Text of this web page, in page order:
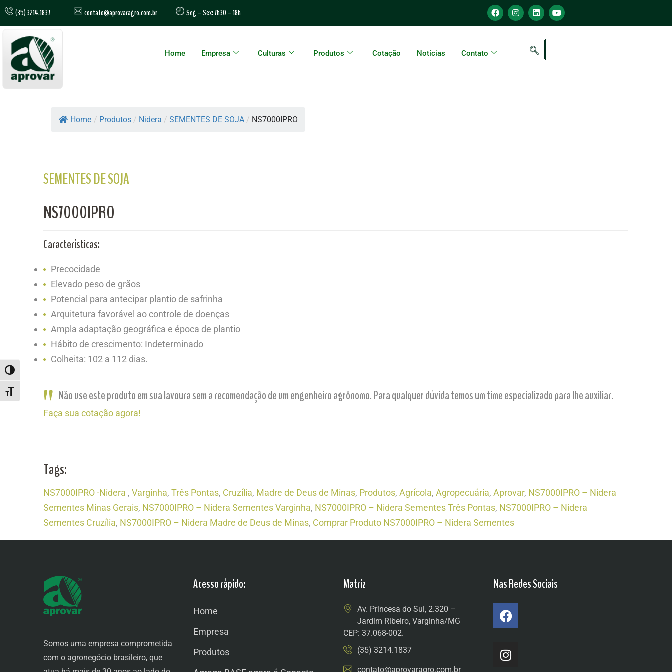
ALTERNAR ALTO CONTRASTE
ALTERNAR TAMANHO DA FONTE
(35) 3214.1837 contato@aprovaragro.com.br Seg – Sex: 7h30 – 18h
Home Empresa Culturas Produtos Cotação Notícias Contato
Home / Produtos / Nidera / SEMENTES DE SOJA / NS7000IPRO
SEMENTES DE SOJA
NS7000IPRO
Características:
Precocidade
Elevado peso de grãos
Potencial para antecipar plantio de safrinha
Arquitetura favorável ao controle de doenças
Ampla adaptação geográfica e época de plantio
Hábito de crescimento: Indeterminado
Colheita: 102 a 112 dias.
Não use este produto em sua lavoura sem a recomendação de um engenheiro agrônomo. Para qualquer dúvida temos um time especializado para lhe auxiliar.
Faça sua cotação agora!
Tags:
NS7000IPRO -Nidera , Varginha, Três Pontas, Cruzília, Madre de Deus de Minas, Produtos, Agrícola, Agropecuária, Aprovar, NS7000IPRO – Nidera
Sementes Minas Gerais, NS7000IPRO – Nidera Sementes Varginha, NS7000IPRO – Nidera Sementes Três Pontas, NS7000IPRO – Nidera
Sementes Cruzília, NS7000IPRO – Nidera Madre de Deus de Minas, Comprar Produto NS7000IPRO – Nidera Sementes
Somos uma empresa comprometida
com o agronegócio brasileiro, que
Acesso rápido:
Home
Empresa
Produtos
Matriz
Av. Princesa do Sul, 2.320 –
Jardim Ribeiro, Varginha/MG
CEP: 37.068-002.
(35) 3214.1837
contato@aprovaragro.com.br
Nas Redes Sociais